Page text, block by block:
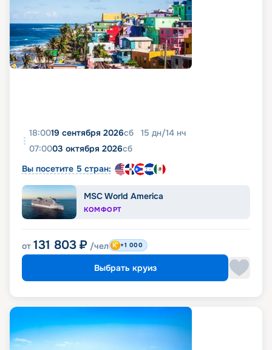
18:0019 сентября 2026сб 15 дн/14 нч
07:0003 октября 2026сб
Вы посетите 5 стран:
MSC World America
КОМФОРТ
от 131 803 ₽ /чел +1 000
Выбрать круиз